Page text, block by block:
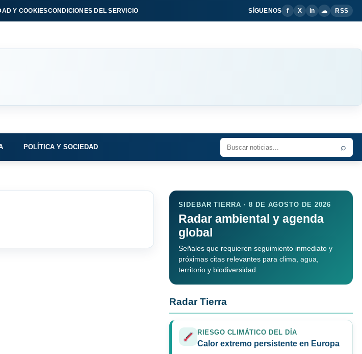
Y COOKIESCONDICIONES DEL SERVICIO SÍGUENOS f X in ☁ RSS
POLÍTICA Y SOCIEDAD ⌕
SIDEBAR TIERRA · 8 DE AGOSTO DE 2026
Radar ambiental y agenda
global
Señales que requieren seguimiento inmediato y
próximas citas relevantes para clima, agua,
territorio y biodiversidad.
Radar Tierra
RIESGO CLIMÁTICO DEL DÍA
Calor extremo persistente en Europa